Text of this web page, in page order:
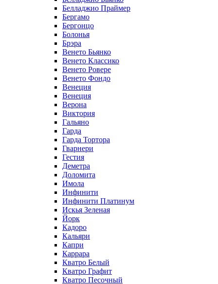
Белладжио Праймер
Бергамо
Бергонцо
Болонья
Брэра
Венето Бьянко
Венето Классико
Венето Ровере
Венето Фондо
Венеция
Венеция
Верона
Виктория
Гальяно
Гарда
Гарда Тортора
Гварнери
Гестия
Деметра
Доломита
Имола
Инфинити
Инфинити Платинум
Искья Зеленая
Йорк
Кадоро
Кальяри
Капри
Каррара
Кватро Белый
Кватро Графит
Кватро Песочный